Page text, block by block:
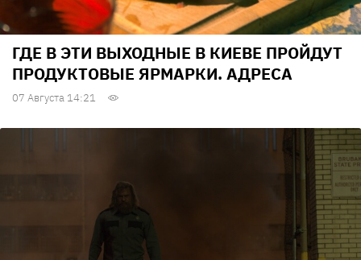
ГДЕ В ЭТИ ВЫХОДНЫЕ В КИЕВЕ ПРОЙДУТ
ПРОДУКТОВЫЕ ЯРМАРКИ. АДРЕСА
07 Августа 14:21